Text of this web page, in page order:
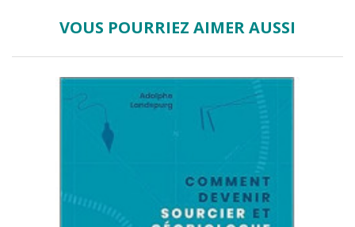
VOUS POURRIEZ AIMER AUSSI